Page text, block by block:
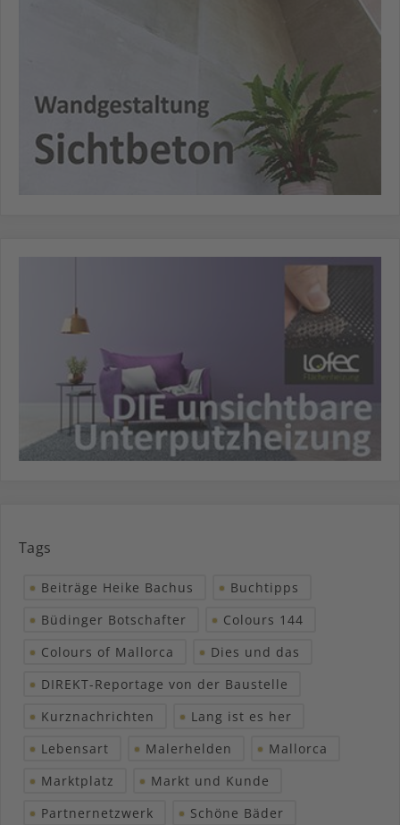
Tags
Beiträge Heike Bachus
Buchtipps
Büdinger Botschafter
Colours 144
Colours of Mallorca
Dies und das
DIREKT-Reportage von der Baustelle
Kurznachrichten
Lang ist es her
Lebensart
Malerhelden
Mallorca
Marktplatz
Markt und Kunde
Partnernetzwerk
Schöne Bäder